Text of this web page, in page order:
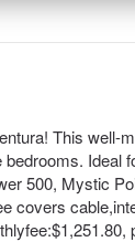
This well-
Ideal
500, Mystic
covers